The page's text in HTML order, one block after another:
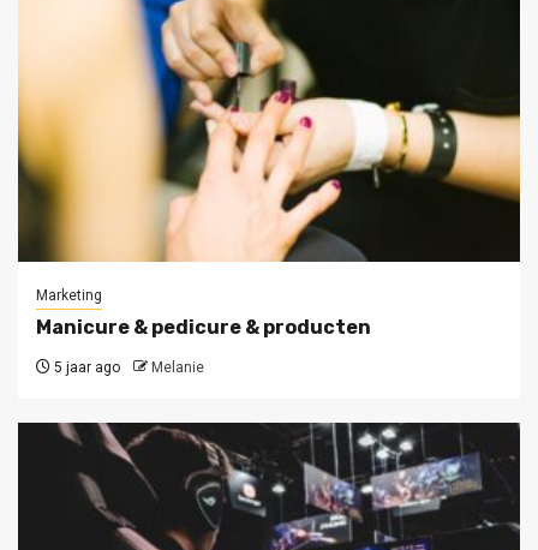
Marketing
Manicure & pedicure & producten
5 jaar ago Melanie